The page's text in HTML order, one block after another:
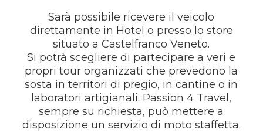
Sarà possibile ricevere il veicolo
direttamente in Hotel o presso lo store
situato a Castelfranco Veneto.
Si potrà scegliere di partecipare a veri e
propri tour organizzati che prevedono la
sosta in territori di pregio, in cantine o in
laboratori artigianali. Passion 4 Travel,
sempre su richiesta, può mettere a
disposizione un servizio di moto staffetta.